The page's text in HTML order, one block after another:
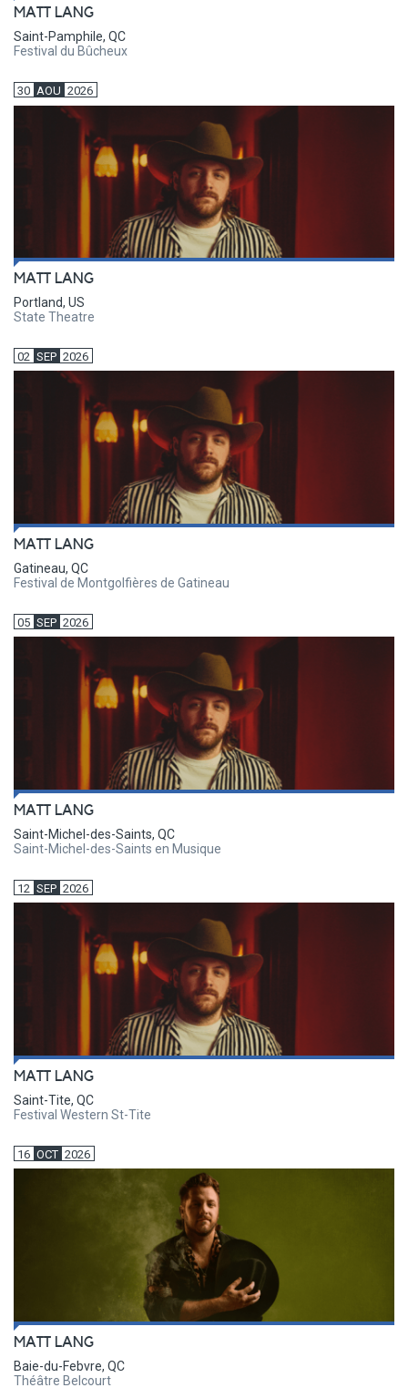
MATT LANG
Saint-Pamphile, QC
Festival du Bûcheux
30 AOU 2026
MATT LANG
Portland, US
State Theatre
02 SEP 2026
MATT LANG
Gatineau, QC
Festival de Montgolfières de Gatineau
05 SEP 2026
MATT LANG
Saint-Michel-des-Saints, QC
Saint-Michel-des-Saints en Musique
12 SEP 2026
MATT LANG
Saint-Tite, QC
Festival Western St-Tite
16 OCT 2026
MATT LANG
Baie-du-Febvre, QC
Théâtre Belcourt